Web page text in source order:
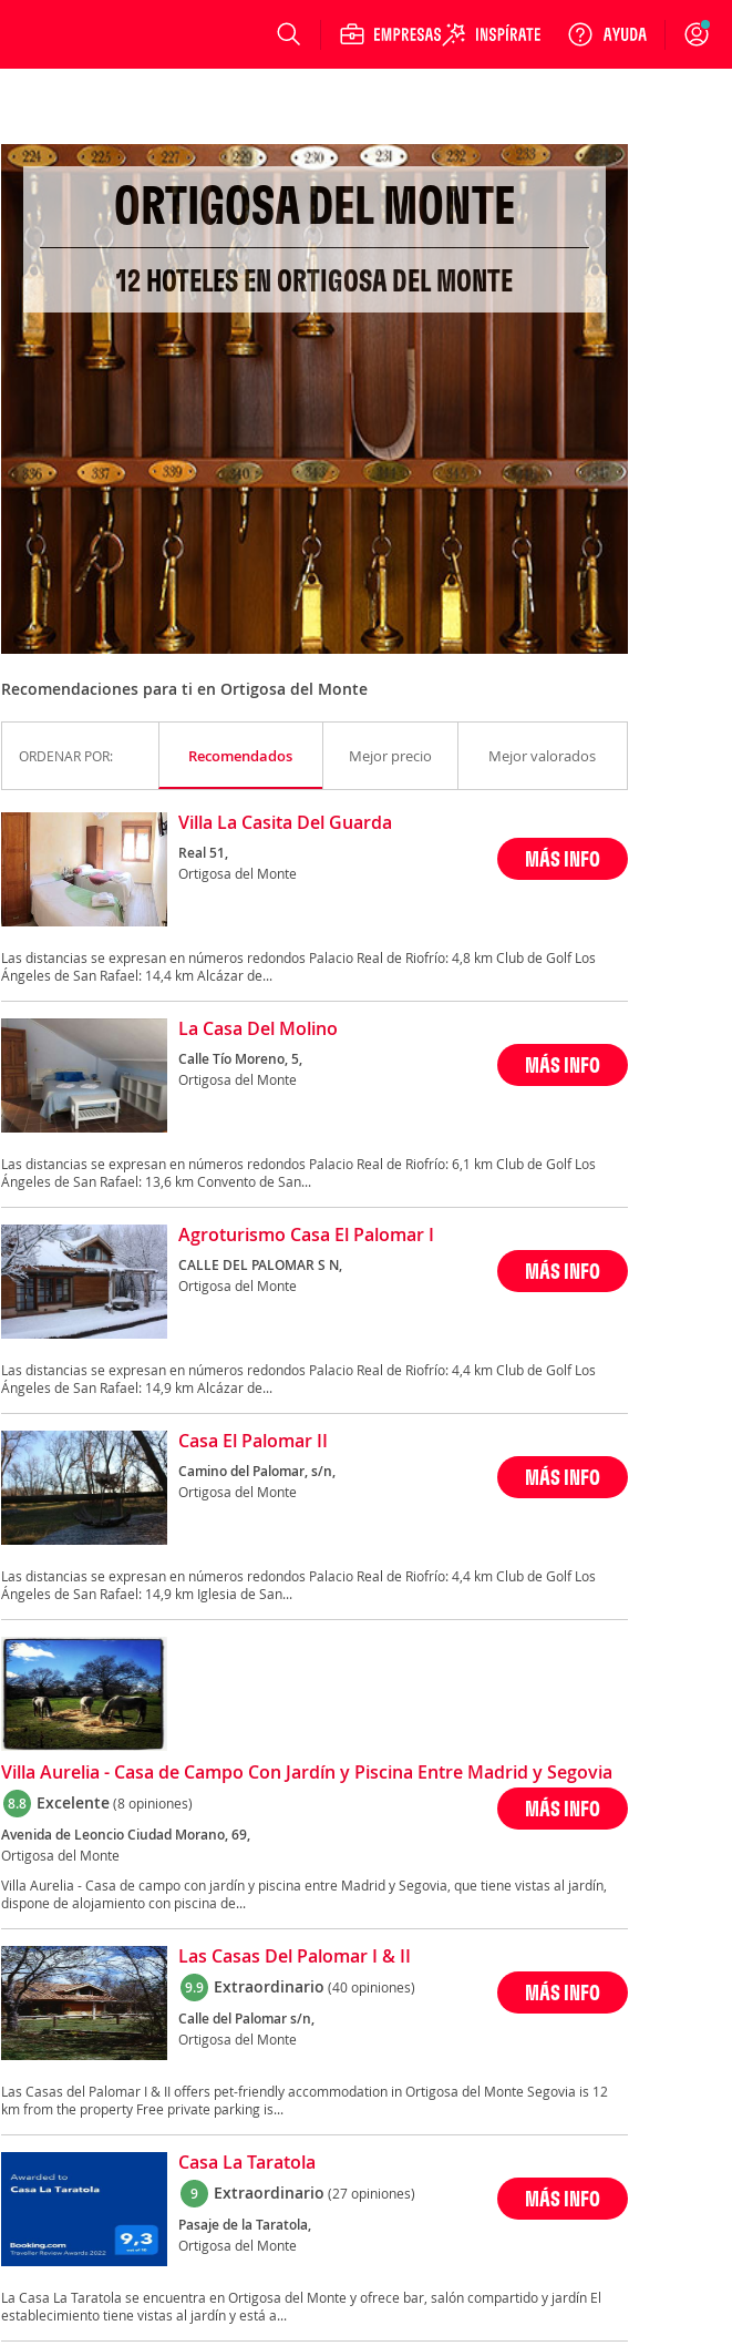
Login
ORTIGOSA DEL MONTE
12 HOTELES EN ORTIGOSA DEL MONTE
Recomendaciones para ti en Ortigosa del Monte
ORDENAR POR: Recomendados Mejor precio Mejor valorados
Villa La Casita Del Guarda
Real 51,
Ortigosa del Monte
MÁS INFO
Las distancias se expresan en números redondos Palacio Real de Riofrío: 4,8 km Club de Golf Los
Ángeles de San Rafael: 14,4 km Alcázar de...
La Casa Del Molino
Calle Tío Moreno, 5,
Ortigosa del Monte
MÁS INFO
Las distancias se expresan en números redondos Palacio Real de Riofrío: 6,1 km Club de Golf Los
Ángeles de San Rafael: 13,6 km Convento de San...
Agroturismo Casa El Palomar I
CALLE DEL PALOMAR S N,
Ortigosa del Monte
MÁS INFO
Las distancias se expresan en números redondos Palacio Real de Riofrío: 4,4 km Club de Golf Los
Ángeles de San Rafael: 14,9 km Alcázar de...
Casa El Palomar II
Camino del Palomar, s/n,
Ortigosa del Monte
MÁS INFO
Las distancias se expresan en números redondos Palacio Real de Riofrío: 4,4 km Club de Golf Los
Ángeles de San Rafael: 14,9 km Iglesia de San...
Villa Aurelia - Casa de Campo Con Jardín y Piscina Entre Madrid y Segovia
8.8 Excelente(8 opiniones)
Avenida de Leoncio Ciudad Morano, 69,
Ortigosa del Monte
MÁS INFO
Villa Aurelia - Casa de campo con jardín y piscina entre Madrid y Segovia, que tiene vistas al jardín,
dispone de alojamiento con piscina de...
Las Casas Del Palomar I & II
9.9 Extraordinario (40 opiniones)
Calle del Palomar s/n,
Ortigosa del Monte
MÁS INFO
Las Casas del Palomar I & II offers pet-friendly accommodation in Ortigosa del Monte Segovia is 12
km from the property Free private parking is...
Casa La Taratola
9 Extraordinario (27 opiniones)
Pasaje de la Taratola,
Ortigosa del Monte
MÁS INFO
La Casa La Taratola se encuentra en Ortigosa del Monte y ofrece bar, salón compartido y jardín El
establecimiento tiene vistas al jardín y está a...